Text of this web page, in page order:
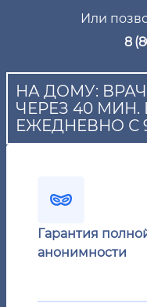
Или
8
НА ДОМУ:
ЧЕРЕЗ 40
ЕЖЕДНЕВНО С
Гарантия
анонимности